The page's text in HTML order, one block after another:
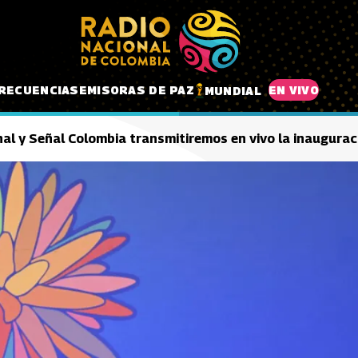
EMISORAS DE PAZ MUNDIAL EN VIVO
y Señal Colombia transmitiremos en vivo la